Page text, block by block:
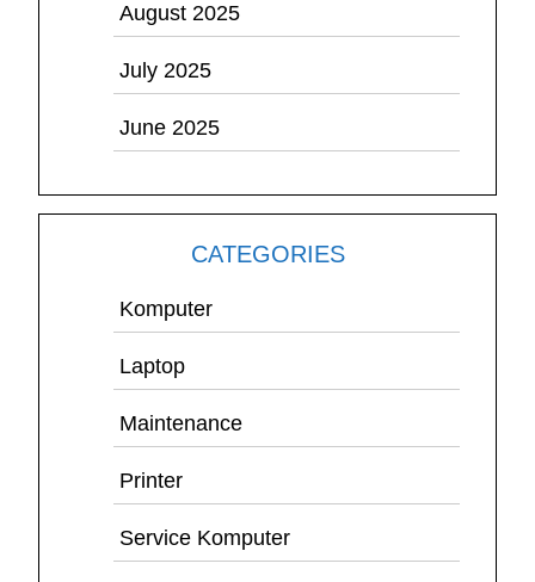
August 2025
July 2025
June 2025
CATEGORIES
Komputer
Laptop
Maintenance
Printer
Service Komputer